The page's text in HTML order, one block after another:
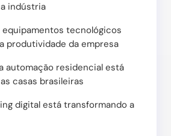
indústria
tecnológicos
produtividade da empresa
automação residencial está
casas brasileiras
digital está transformando a